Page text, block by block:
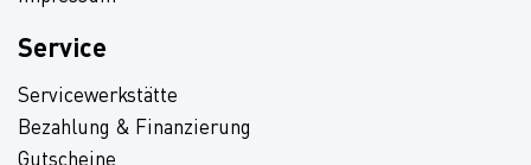
Service
Servicewerkstätte
Bezahlung & Finanzierung
Gutscheine